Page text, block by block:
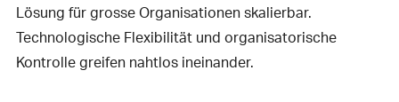
Lösung für grosse Organisationen skalierbar.
Technologische Flexibilität und organisatorische
Kontrolle greifen nahtlos ineinander.